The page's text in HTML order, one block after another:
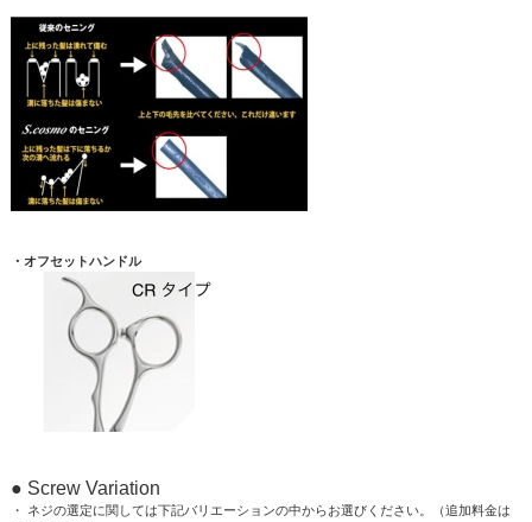
・オフセットハンドル
● Screw Variation
・ ネジの選定に関しては下記バリエーションの中からお選びください。（追加料金は